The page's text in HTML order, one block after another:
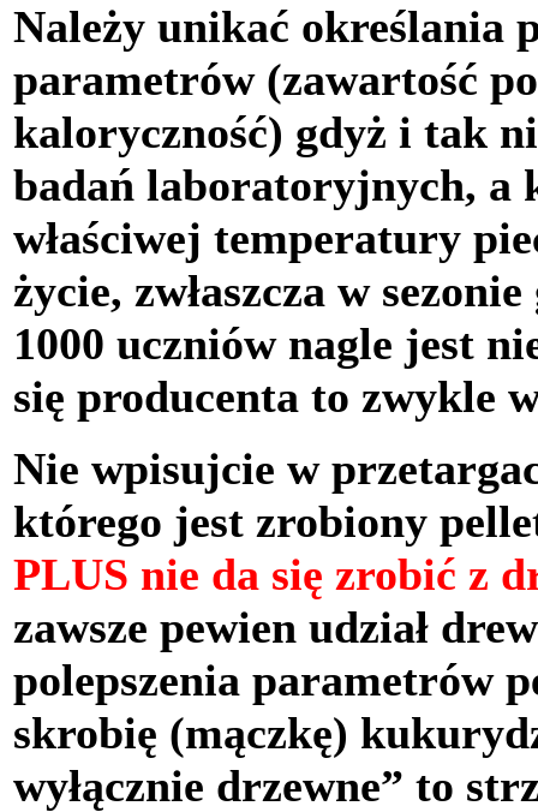
Należy unikać określania
parametrów (zawartość
kaloryczność) gdyż i tak
badań laboratoryjnych, a
właściwej temperatury
życie, zwłaszcza w
1000 uczniów nagle jest
się producenta to zwykle
Nie wpisujcie w
którego jest zrobiony
PLUS nie da się zrobić z
zawsze pewien udział
polepszenia parametrów
skrobię (mączkę)
wyłącznie drzewne” to